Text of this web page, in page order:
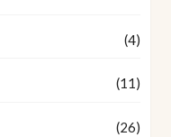
(4)
(11)
(26)